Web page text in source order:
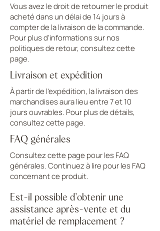
Vous avez le droit de retourner le produit
acheté dans un délai de 14 jours à
compter de la livraison de la commande.
Pour plus d'informations sur nos
politiques de retour, consultez cette
page.
Livraison et expédition
À partir de l'expédition, la livraison des
marchandises aura lieu entre 7 et 10
jours ouvrables. Pour plus de détails,
consultez cette page.
FAQ générales
Consultez cette page pour les FAQ
générales. Continuez à lire pour les FAQ
concernant ce produit.
Est-il possible d'obtenir une
assistance après-vente et du
matériel de remplacement ?